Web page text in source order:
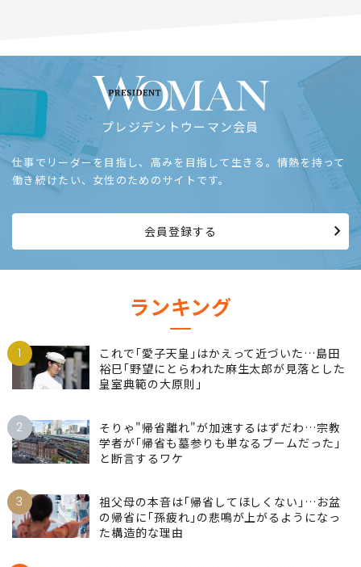
プレジデントウーマン会員
仕事でリーダーを目指し、高みを目指して生きる。情熱を持って
働き続けたい、女性のためのサイトです。
会員登録する
ランキング
1
これで｢愛子天皇｣はかえって近づいた…島田
裕巳｢野望にとらわれた麻生太郎が見落とした
皇室典範の大原則｣
2
そりゃ"帰省離れ"が加速するはずだわ…宗教
学者が｢帰省も墓参りも単なるブームだった｣
と断言するワケ
3
祖父母の本音は｢帰省してほしくない｣…お盆
の帰省に｢孫疲れ｣の悲鳴が上がるようになっ
た構造的な理由